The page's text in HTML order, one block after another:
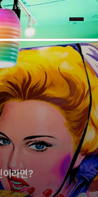
전체
이라면?